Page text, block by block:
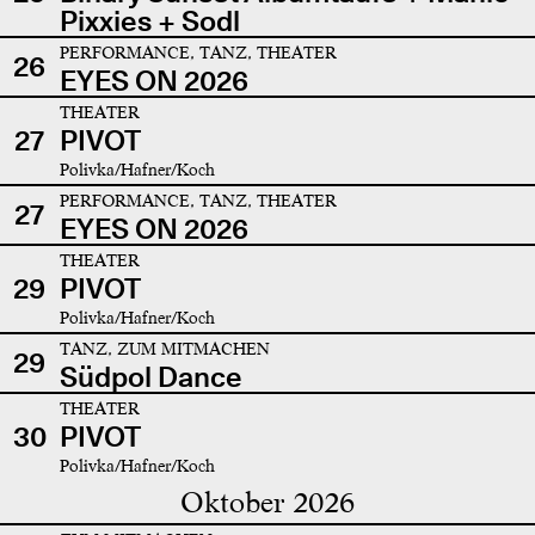
Pixxies + Sodl
26
PERFORMANCE, TANZ, THEATER
EYES ON 2026
27
THEATER
PIVOT
Polivka/Hafner/Koch
27 PERFORMANCE, TANZ, THEATER
EYES ON 2026
29
THEATER
PIVOT
Polivka/Hafner/Koch
29 TANZ, ZUM MITMACHEN
Südpol Dance
30
THEATER
PIVOT
Polivka/Hafner/Koch
Oktober 2026